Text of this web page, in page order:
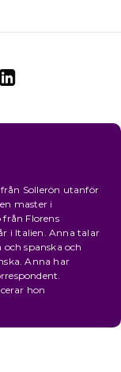
Sollerön utanför
master i
Florens
i Italien. Anna talar
spanska och
Anna har
hon